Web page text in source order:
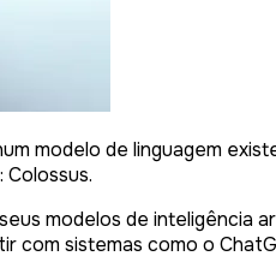
modelo de linguagem
modelos de inteligência
com sistemas como o